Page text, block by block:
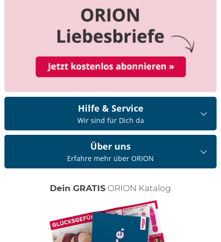
Hilfe & Service
Wir sind für Dich da
Über uns
Erfahre mehr über ORION
Dein GRATIS ORION Katalog